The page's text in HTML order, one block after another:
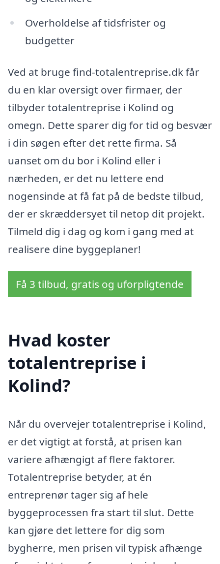
Overholdelse af tidsfrister og
budgetter
Ved at bruge find-totalentreprise.dk får
du en klar oversigt over firmaer, der
tilbyder totalentreprise i Kolind og
omegn. Dette sparer dig for tid og besvær
i din søgen efter det rette firma. Så
uanset om du bor i Kolind eller i
nærheden, er det nu lettere end
nogensinde at få fat på de bedste tilbud,
der er skræddersyet til netop dit projekt.
Tilmeld dig i dag og kom i gang med at
realisere dine byggeplaner!
Få 3 tilbud, gratis og uforpligtende
Hvad koster
totalentreprise i
Kolind?
Når du overvejer totalentreprise i Kolind,
er det vigtigt at forstå, at prisen kan
variere afhængigt af flere faktorer.
Totalentreprise betyder, at én
entreprenør tager sig af hele
byggeprocessen fra start til slut. Dette
kan gjøre det lettere for dig som
bygherre, men prisen vil typisk afhænge